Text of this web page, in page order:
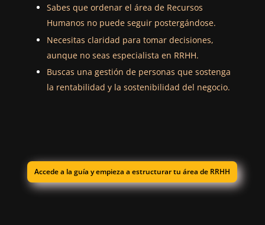
Sabes que ordenar el área de Recursos
Humanos no puede seguir postergándose.
Necesitas claridad para tomar decisiones,
aunque no seas especialista en RRHH.
Buscas una gestión de personas que sostenga
la rentabilidad y la sostenibilidad del negocio.
Accede a la guía y empieza a estructurar tu área de RRHH